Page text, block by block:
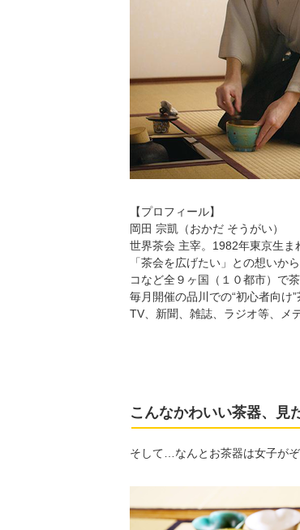
【プロフィール】
岡田 宗凱（おかだ そうがい）
世界茶会 主宰。1982年東京生ま
「茶会を広げたい」との想いか
コなど全９ヶ国（１０都市）で茶
毎月開催の品川での“初心者向け
TV、新聞、雑誌、ラジオ等、メ
こんなかわいい茶器、
そして…なんとお茶器は女子が